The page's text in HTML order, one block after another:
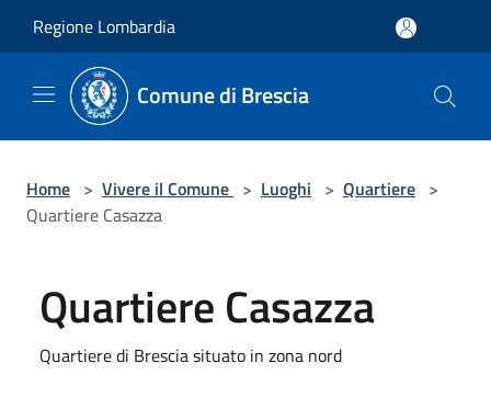
Regione Lombardia
Comune di Brescia
Home > Vivere il Comune > Luoghi > Quartiere >
Quartiere Casazza
Quartiere Casazza
Quartiere di Brescia situato in zona nord